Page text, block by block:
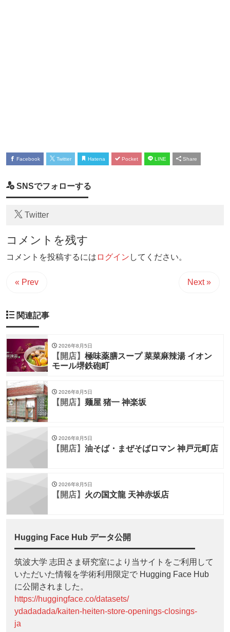
Facebook Twitter Hatena Pocket LINE Share
SNSでフォローする
Twitter
コメントを残す
コメントを投稿するには ログイン してください。
« Prev Next »
関連記事
2026年8月5日
【開店】 極味薬膳スープ 菜菜麻辣湯 イオン
モール堺鉄砲町
2026年8月5日
【開店】 麺屋 猪一 神楽坂
2026年8月5日
【開店】 油そば・まぜそばロマン 神戸元町店
2026年8月5日
【開店】 火の国文龍 天神赤坂店
Hugging Face Hub データ公開
筑波大学 志田さま研究室により当サイトをご利用して
いただいた情報を学術利用限定で Hugging Face Hub
に公開されました。
https://huggingface.co/datasets/
ydadadada/kaiten-heiten-store-openings-closings-
ja